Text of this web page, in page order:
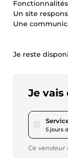
Un site
Une
Je reste
Je
5 jours
Ce vendeur